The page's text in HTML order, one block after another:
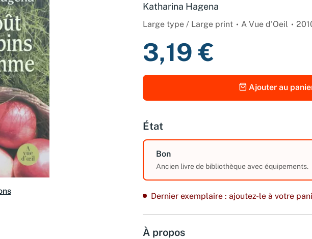
Katharina Hagena
Large type / Large print A Vue d'Oeil
3,19 €
Ajouter au
État
Bon
Ancien livre de bibliothèque avec équipements.
Dernier exemplaire : ajoutez-le à votre
À propos